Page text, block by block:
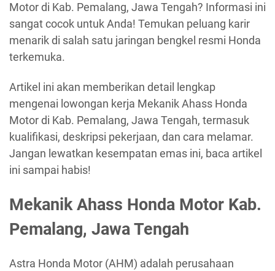
Motor di Kab. Pemalang, Jawa Tengah? Informasi ini
sangat cocok untuk Anda! Temukan peluang karir
menarik di salah satu jaringan bengkel resmi Honda
terkemuka.
Artikel ini akan memberikan detail lengkap
mengenai lowongan kerja Mekanik Ahass Honda
Motor di Kab. Pemalang, Jawa Tengah, termasuk
kualifikasi, deskripsi pekerjaan, dan cara melamar.
Jangan lewatkan kesempatan emas ini, baca artikel
ini sampai habis!
Mekanik Ahass Honda Motor Kab.
Pemalang, Jawa Tengah
Astra Honda Motor (AHM) adalah perusahaan